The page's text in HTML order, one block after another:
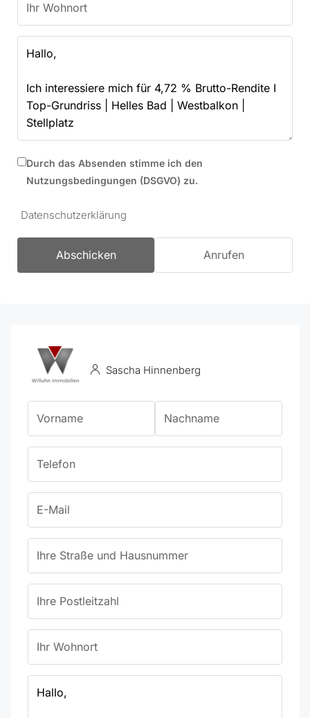
Durch das Absenden stimme ich den
Nutzungsbedingungen (DSGVO) zu.
Datenschutzerklärung
Abschicken Anrufen
Sascha Hinnenberg